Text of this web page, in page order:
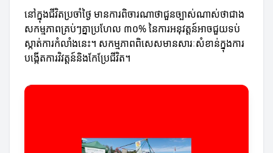
នៅក្នុងជីវិតប្រចាំថ្ងៃ មានការពិចារណាថាជួនច្បាស់ណាស់ថាជាង
សកម្មភាពគ្រប់ៗគ្នាប្រហែល ៣០% នៃការអនុវត្តន៍អាចជួយទប់
ស្កាត់ការកំលាំងនេះ។ សកម្មភាពពិសេសមានសារៈសំខាន់ក្នុងការ
បង្កើតការវិវត្តន៍និងកែប្រែជីវិត។